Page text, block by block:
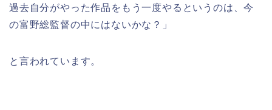
過去自分がやった作品をもう一度やるというのは、今
の富野総監督の中にはないかな？」
と言われています。